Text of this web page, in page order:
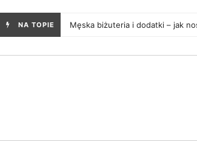
NA TOPIE Męska biżuteria i dodatki – jak